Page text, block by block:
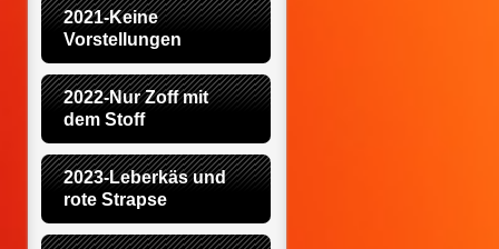
2021-Keine
Vorstellungen
2022-Nur Zoff mit
dem Stoff
2023-Leberkäs und
rote Strapse